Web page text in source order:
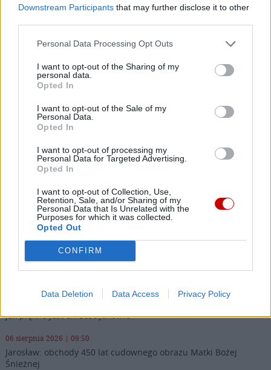
Downstream Participants that may further disclose it to other
Personal Data Processing Opt Outs
I want to opt-out of the Sharing of my
personal data.
Opted In
I want to opt-out of the Sale of my
Personal Data.
Opted In
I want to opt-out of processing my
Personal Data for Targeted Advertising.
Opted In
I want to opt-out of Collection, Use,
Retention, Sale, and/or Sharing of my
Personal Data that Is Unrelated with the
Purposes for which it was collected.
Opted Out
CONFIRM
Data Deletion Data Access Privacy Policy
Najnowsze
06 sierpnia 2026 | 13:20
Leon XIV do młodych w Asyżu: od św. Franciszka uczcie się
06 sierpnia 2026 | 12:48
Ks. Waldemar Turek przy grobie św. Jana Pawła II:
Przemienienie Jezusa daje siłę do pokonywania przeciwności
06 sierpnia 2026 | 11:38
06 sierpnia 2026 | 10:02
jak piękne jest chrześcijaństwo
06 sierpnia 2026 | 09:50
Jarosław: obchody 450 lat cudownego obrazu Matki Bożej
Śnieżnej